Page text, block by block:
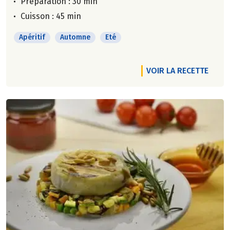
Cuisson : 45 min
Apéritif Automne Eté
VOIR LA RECETTE